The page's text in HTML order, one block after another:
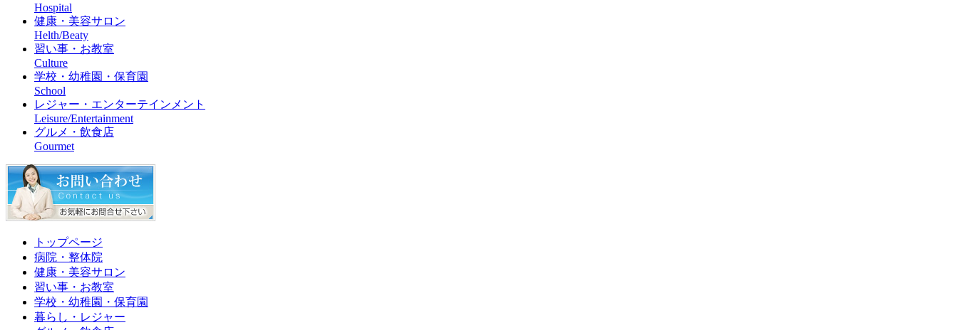
Hospital
健康・美容サロン
Helth/Beaty
習い事・お教室
Culture
学校・幼稚園・保育園
School
レジャー・エンターテインメント
Leisure/Entertainment
グルメ・飲食店
Gourmet
トップページ
病院・整体院
健康・美容サロン
習い事・お教室
学校・幼稚園・保育園
暮らし・レジャー